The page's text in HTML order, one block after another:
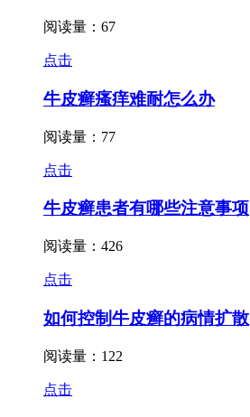
阅读量：67
点击
牛皮癣瘙痒难耐怎么办
阅读量：77
点击
牛皮癣患者有哪些注意事项
阅读量：426
点击
如何控制牛皮癣的病情扩散
阅读量：122
点击